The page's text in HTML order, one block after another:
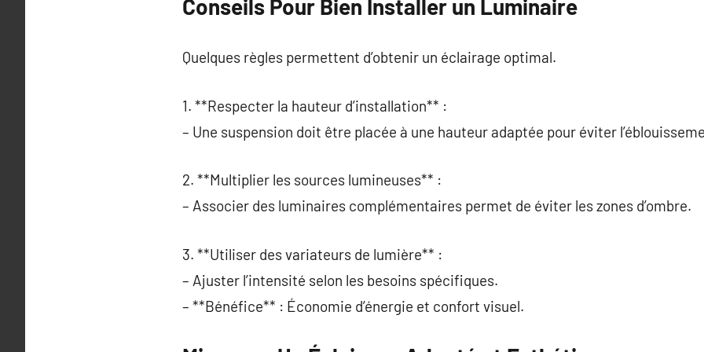
Conseils Pour Bien Installer un Luminaire
Quelques règles permettent d’obtenir un éclairage optimal.
1. **Respecter la hauteur d’installation** :
– Une suspension doit être placée à une hauteur adaptée pour éviter
2. **Multiplier les sources lumineuses** :
– Associer des luminaires complémentaires permet de éviter les zones d’ombre.
3. **Utiliser des variateurs de lumière** :
– Ajuster l’intensité selon les besoins spécifiques.
– **Bénéfice** : Économie d’énergie et confort visuel.